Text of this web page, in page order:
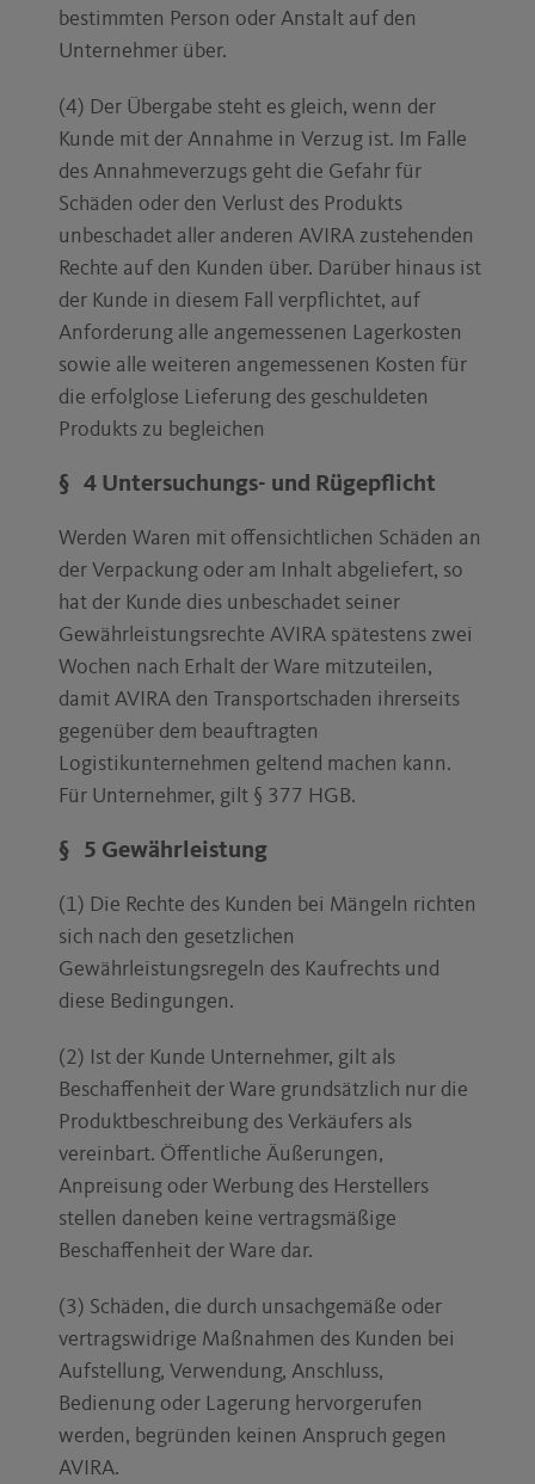
bestimmten Person oder Anstalt auf den
Unternehmer über.
(4) Der Übergabe steht es gleich, wenn der
Kunde mit der Annahme in Verzug ist. Im Falle
des Annahmeverzugs geht die Gefahr für
Schäden oder den Verlust des Produkts
unbeschadet aller anderen AVIRA zustehenden
Rechte auf den Kunden über. Darüber hinaus ist
der Kunde in diesem Fall verpflichtet, auf
Anforderung alle angemessenen Lagerkosten
sowie alle weiteren angemessenen Kosten für
die erfolglose Lieferung des geschuldeten
Produkts zu begleichen
§ 4 Untersuchungs- und Rügepflicht
Werden Waren mit offensichtlichen Schäden an
der Verpackung oder am Inhalt abgeliefert, so
hat der Kunde dies unbeschadet seiner
Gewährleistungsrechte AVIRA spätestens zwei
Wochen nach Erhalt der Ware mitzuteilen,
damit AVIRA den Transportschaden ihrerseits
gegenüber dem beauftragten
Logistikunternehmen geltend machen kann.
Für Unternehmer, gilt § 377 HGB.
§ 5 Gewährleistung
(1) Die Rechte des Kunden bei Mängeln richten
sich nach den gesetzlichen
Gewährleistungsregeln des Kaufrechts und
diese Bedingungen.
(2) Ist der Kunde Unternehmer, gilt als
Beschaffenheit der Ware grundsätzlich nur die
Produktbeschreibung des Verkäufers als
vereinbart. Öffentliche Äußerungen,
Anpreisung oder Werbung des Herstellers
stellen daneben keine vertragsmäßige
Beschaffenheit der Ware dar.
(3) Schäden, die durch unsachgemäße oder
vertragswidrige Maßnahmen des Kunden bei
Aufstellung, Verwendung, Anschluss,
Bedienung oder Lagerung hervorgerufen
werden, begründen keinen Anspruch gegen
AVIRA.